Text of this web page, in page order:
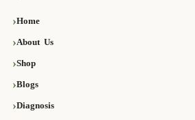
Home
About Us
Shop
Blogs
Diagnosis